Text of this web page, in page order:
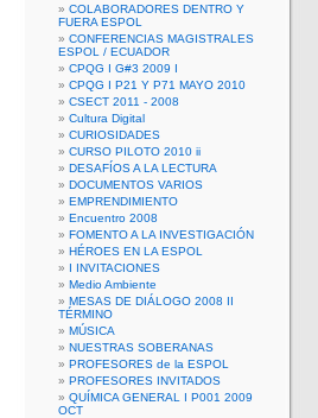
COLABORADORES DENTRO Y
FUERA ESPOL
CONFERENCIAS MAGISTRALES
ESPOL / ECUADOR
CPQG I G#3 2009 I
CPQG I P21 Y P71 MAYO 2010
CSECT 2011 - 2008
Cultura Digital
CURIOSIDADES
CURSO PILOTO 2010 ii
DESAFÍOS A LA LECTURA
DOCUMENTOS VARIOS
EMPRENDIMIENTO
Encuentro 2008
FOMENTO A LA INVESTIGACIÓN
HÉROES EN LA ESPOL
I INVITACIONES
Medio Ambiente
MESAS DE DIÁLOGO 2008 II
TÉRMINO
MÚSICA
NUESTRAS SOBERANAS
PROFESORES de la ESPOL
PROFESORES INVITADOS
QUÍMICA GENERAL I P001 2009
OCT